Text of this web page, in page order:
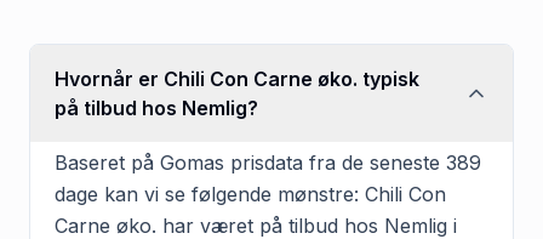
Hvornår er Chili Con Carne øko. typisk
på tilbud hos Nemlig?
Baseret på Gomas prisdata fra de seneste 389
dage kan vi se følgende mønstre: Chili Con
Carne øko. har været på tilbud hos Nemlig i